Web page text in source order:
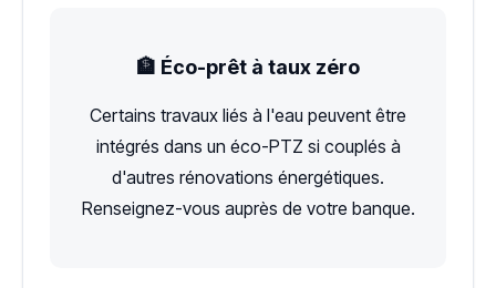
🏦 Éco-prêt à taux zéro
Certains travaux liés à l'eau peuvent être
intégrés dans un éco-PTZ si couplés à
d'autres rénovations énergétiques.
Renseignez-vous auprès de votre banque.